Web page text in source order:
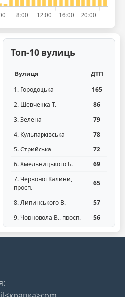
Топ-10 вулиць
Вулиця
ДТП
1. Городоцька
165
2. Шевченка Т.
86
3. Зелена
79
4. Кульпарківська
78
5. Стрийська
72
6. Хмельницького Б.
69
7. Червоної Калини,
просп.
65
8. Липинського В.
57
9. Чорновола В., просп.
56
10. Личаківська
50